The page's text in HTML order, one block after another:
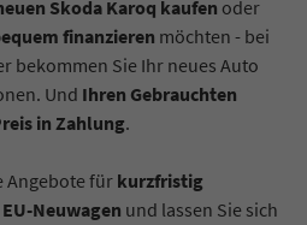
Skoda Karoq kaufen oder
finanzieren möchten - bei
bekommen Sie Ihr neues Auto
Und Ihren Gebrauchten
in Zahlung.
Angebote für kurzfristig
Neuwagen und lassen Sie sich